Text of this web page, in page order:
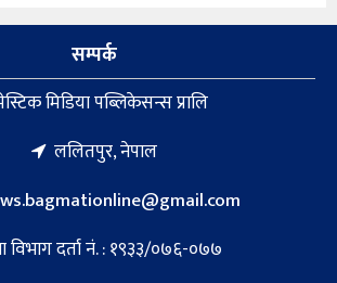
सम्पर्क
मिडिया पब्लिकेसन्स प्रालि
ललितपुर, नेपाल
विभाग दर्ता नं. : १९३३/०७६-०७७